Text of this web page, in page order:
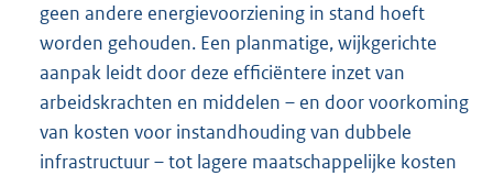
geen andere energievoorziening in stand hoeft
worden gehouden. Een planmatige, wijkgerichte
aanpak leidt door deze efficiëntere inzet van
arbeidskrachten en middelen – en door voorkoming
van kosten voor instandhouding van dubbele
infrastructuur – tot lagere maatschappelijke kosten